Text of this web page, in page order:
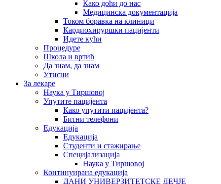
Како доћи до нас
Медицинска документација
Током боравка на клиници
Кардиохируршки пацијенти
Идете кући
Процедуре
Школа и вртић
Да знам, да знам
Утисци
За лекаре
Наука у Тиршовој
Упутите пацијента
Како упутити пацијента?
Битни телефони
Едукација
Едукација
Студенти и стажирање
Специјализација
Наука у Тиршовој
Континуирана едукација
ДАНИ УНИВЕРЗИТЕТСКЕ ДЕЧЈЕ